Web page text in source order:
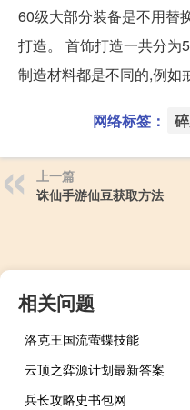
60级大部分装备是不用替
打造。 首饰打造一共分为
制造材料都是不同的,例如
网络标签：
上一篇
诛仙手游仙豆获取方法
相关问题
洛克王国流萤蝶技能
云顶之弈源计划最新答案
兵长攻略史书包网